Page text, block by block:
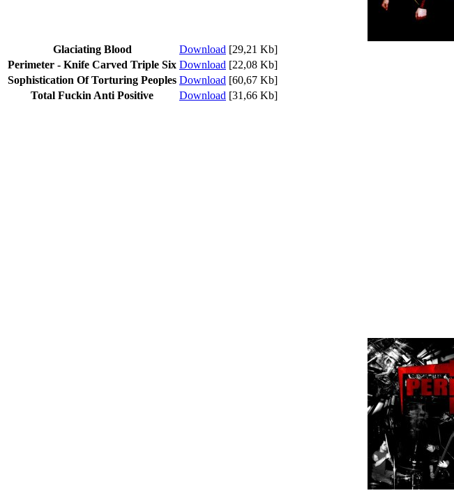
Glaciating Blood Download [29,21 Kb]
Perimeter - Knife Carved Triple Six Download [22,08 Kb]
Sophistication Of Torturing Peoples Download [60,67 Kb]
Total Fuckin Anti Positive
Download [31,66 Kb]